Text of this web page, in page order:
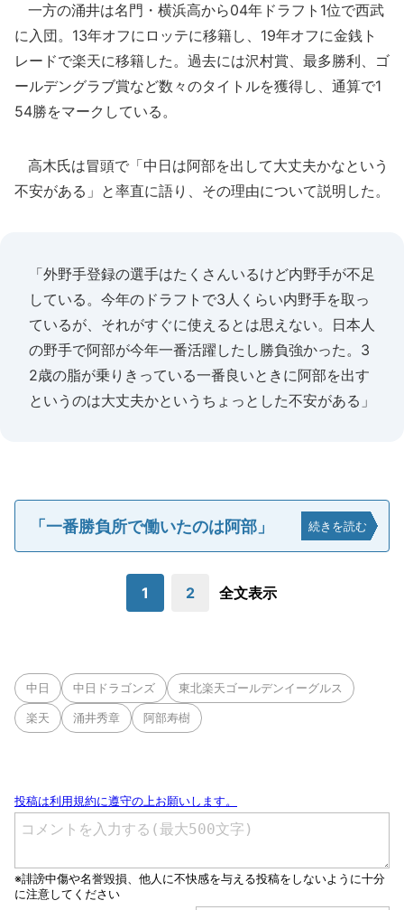
一方の涌井は名門・横浜高から04年ドラフト1位で西武
に入団。13年オフにロッテに移籍し、19年オフに金銭ト
レードで楽天に移籍した。過去には沢村賞、最多勝利、ゴ
ールデングラブ賞など数々のタイトルを獲得し、通算で1
54勝をマークしている。
高木氏は冒頭で「中日は阿部を出して大丈夫かなという
不安がある」と率直に語り、その理由について説明した。
「外野手登録の選手はたくさんいるけど内野手が不足
している。今年のドラフトで3人くらい内野手を取っ
ているが、それがすぐに使えるとは思えない。日本人
の野手で阿部が今年一番活躍したし勝負強かった。3
2歳の脂が乗りきっている一番良いときに阿部を出す
というのは大丈夫かというちょっとした不安がある」
「一番勝負所で働いたのは阿部」 続きを読む
1 2 全文表示
中日 中日ドラゴンズ 東北楽天ゴールデンイーグルス
楽天 涌井秀章 阿部寿樹